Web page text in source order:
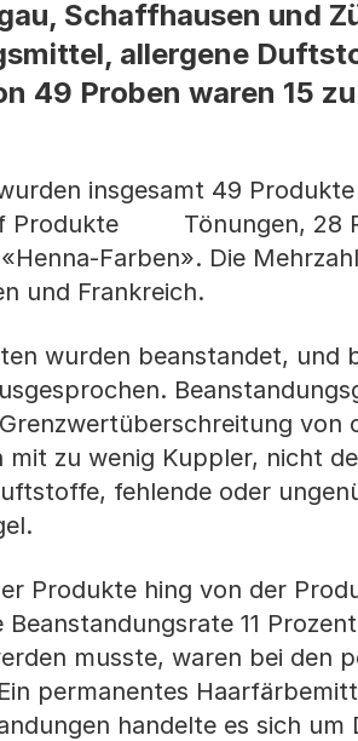
Schaffhausen und
allergene
49 Proben waren 15
insgesamt 49
Produkte Tönungen, 28
Farben». Die
und Frankreich.
wurden beanstandet, und
von
mit zu wenig Kuppler, nicht
fehlende oder
Produkte hing von der
Beanstandungsrate 11
musste, waren bei den
permanentes
handelte es sich